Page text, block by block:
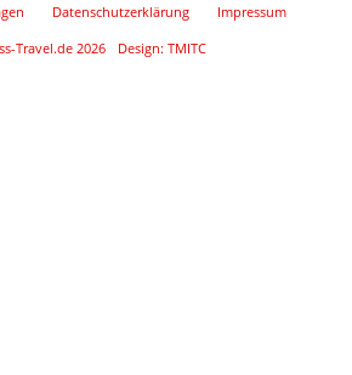
Datenschutzerklärung
Impressum
Travel.de 2026
Design: TMITC